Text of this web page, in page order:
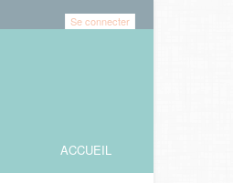
Se connecter
ACCUEIL